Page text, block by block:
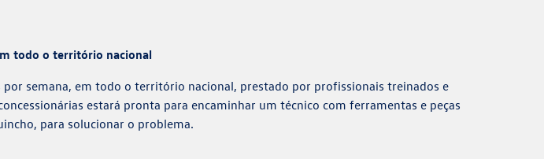
todo o território nacional
semana, em todo o território nacional, prestado por profissionais treinados e
estará pronta para encaminhar um técnico com ferramentas e peças
para solucionar o problema.